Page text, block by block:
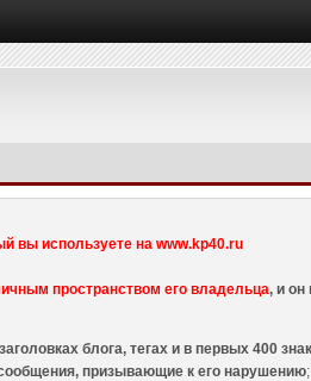
вы используете на www.kp40.ru
пространством его владельца, и
блога, тегах и в первых 400
призывающие к его нарушению;